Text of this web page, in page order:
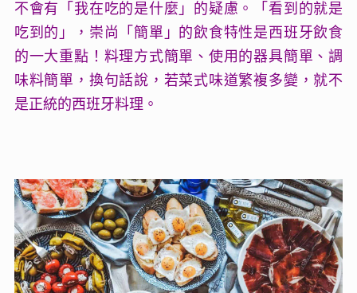
不會有「我在吃的是什麼」的疑慮。「看到的就是
吃到的」，崇尚「簡單」的飲食特性是西班牙飲食
的一大重點！料理方式簡單、使用的器具簡單、調
味料簡單，換句話說，若菜式味道繁複多變，就不
是正統的西班牙料理。